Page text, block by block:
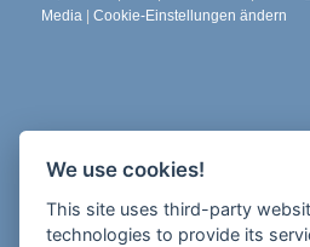
Media| Cookie-Einstellungen ändern
Die Freiheit 2
34117 Kassel
Newsletter abonnieren
We use cookies!
This site uses third-party
technologies to provide its